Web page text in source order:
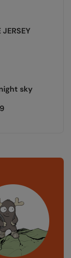
JERSEY
sky